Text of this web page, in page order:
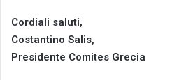
Cordiali saluti,
Costantino Salis,
Presidente Comites Grecia